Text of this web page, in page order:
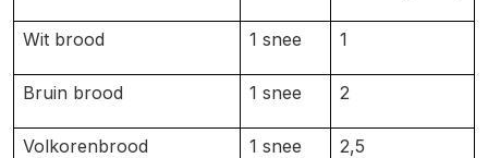
Wit brood 1 snee 1
Bruin brood 1 snee 2
Volkorenbrood 1 snee 2,5